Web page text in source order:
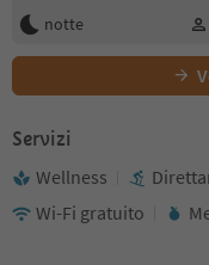
notte
Servizi
Wellness
Wi-Fi gratuito